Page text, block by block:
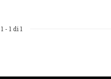
1- 1di 1